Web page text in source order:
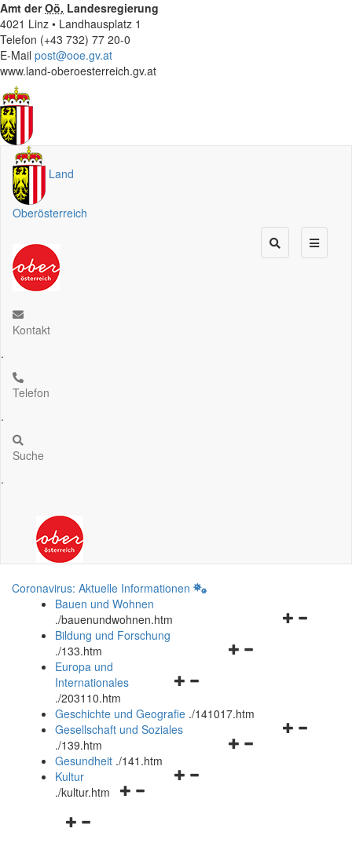
Amt derOö. Landesregierung
4021 Linz • Landhausplatz 1
Telefon (+43 732) 77 20-0
E-Mail post@ooe.gv.at
www.land-oberoesterreich.gv.at
Land
Oberösterreich
Kontakt
.
Telefon
.
Suche
.
Coronavirus: Aktuelle Informationen
Bauen und Wohnen
./bauenundwohnen.htm
Navigationsmenü
Bildung und Forschung
./133.htm
Navigationsmenü
und
schließen
Europa und
Internationales
./203110.htm
Geschichte und Geografie ./141017.htm
Navigationsmenü
Gesellschaft und Soziales
./139.htm
Navigationsmenü
Gesundheit ./141.htm
Navigationsmenü
Kultur
./kultur.htm
Navigationsmenü